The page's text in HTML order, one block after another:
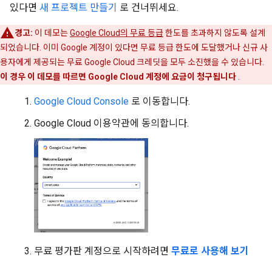
있다면 새 프로젝트 만들기 로 건너뛰세요.
경고: 이 데모는Google Cloud의 무료 등급한도를 초과하지 않도록 설계
되었습니다. 이미 Google 계정이 있다면 무료 등급 한도에 도달했거나 신규 사
용자에게 제공되는 무료 Google Cloud 크레딧을 모두 소진했을 수 있습니다.
이 경우 이 데모를 따르면 Google Cloud 계정에 요금이 청구됩니다.
Google Cloud Console 로 이동합니다.
Google Cloud 이용약관에 동의합니다.
무료 평가판 계정으로 시작하려면 무료로 사용해 보기